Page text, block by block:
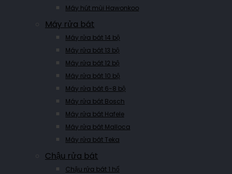
Máy hút mùi Hawonkoo
Máy rửa bát
Máy rửa bát 14 bộ
Máy rửa bát 13 bộ
Máy rửa bát 12 bộ
Máy rửa bát 10 bộ
Máy rửa bát 6-8 bộ
Máy rửa bát Bosch
Máy rửa bát Hafele
Máy rửa bát Malloca
Máy rửa bát Teka
Chậu rửa bát
Chậu rửa bát 1 hố